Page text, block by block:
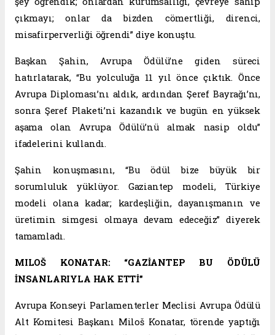
çıkmayı; onlar da bizden cömertliği, direnci,
misafirperverliği öğrendi” diye konuştu.
Başkan Şahin, Avrupa Ödülü’ne giden süreci
hatırlatarak, “Bu yolculuğa 11 yıl önce çıktık. Önce
Avrupa Diploması’nı aldık, ardından Şeref Bayrağı’nı,
sonra Şeref Plaketi’ni kazandık ve bugün en yüksek
aşama olan Avrupa Ödülü’nü almak nasip oldu”
ifadelerini kullandı.
Şahin konuşmasını, “Bu ödül bize büyük bir
sorumluluk yüklüyor. Gaziantep modeli, Türkiye
modeli olana kadar; kardeşliğin, dayanışmanın ve
üretimin simgesi olmaya devam edeceğiz” diyerek
tamamladı.
MILOŠ KONATAR: “GAZİANTEP BU ÖDÜLÜ
İNSANLARIYLA HAK ETTİ”
Avrupa Konseyi Parlamenterler Meclisi Avrupa Ödülü
Alt Komitesi Başkanı Miloš Konatar, törende yaptığı